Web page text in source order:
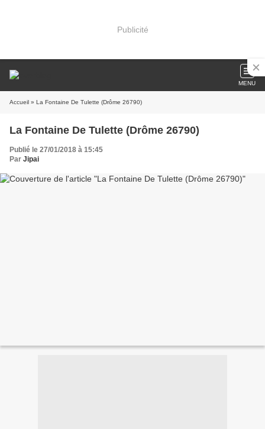
Publicité
MENU
Accueil » La Fontaine De Tulette (Drôme 26790)
La Fontaine De Tulette (Drôme 26790)
Publié le 27/01/2018 à 15:45
Par Jipai